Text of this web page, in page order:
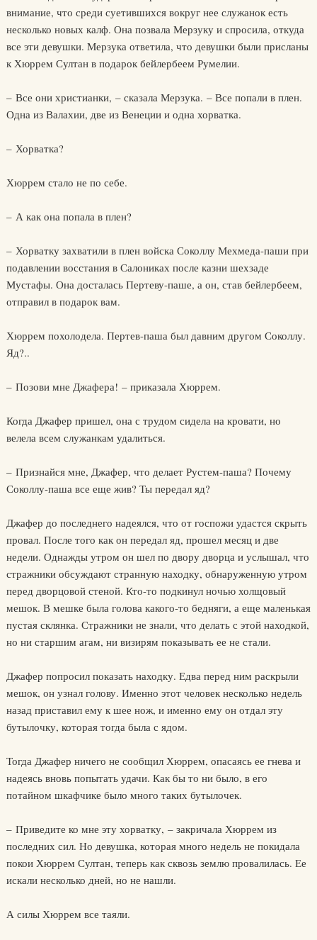
внимание, что среди суетившихся вокруг нее служанок есть
несколько новых калф. Она позвала Мерзуку и спросила, откуда
все эти девушки. Мерзука ответила, что девушки были присланы
к Хюррем Султан в подарок бейлербеем Румелии.
– Все они христианки, – сказала Мерзука. – Все попали в плен.
Одна из Валахии, две из Венеции и одна хорватка.
– Хорватка?
Хюррем стало не по себе.
– А как она попала в плен?
– Хорватку захватили в плен войска Соколлу Мехмеда-паши при
подавлении восстания в Салониках после казни шехзаде
Мустафы. Она досталась Пертеву-паше, а он, став бейлербеем,
отправил в подарок вам.
Хюррем похолодела. Пертев-паша был давним другом Соколлу.
Яд?..
– Позови мне Джафера! – приказала Хюррем.
Когда Джафер пришел, она с трудом сидела на кровати, но
велела всем служанкам удалиться.
– Признайся мне, Джафер, что делает Рустем-паша? Почему
Соколлу-паша все еще жив? Ты передал яд?
Джафер до последнего надеялся, что от госпожи удастся скрыть
провал. После того как он передал яд, прошел месяц и две
недели. Однажды утром он шел по двору дворца и услышал, что
стражники обсуждают странную находку, обнаруженную утром
перед дворцовой стеной. Кто-то подкинул ночью холщовый
мешок. В мешке была голова какого-то бедняги, а еще маленькая
пустая склянка. Стражники не знали, что делать с этой находкой,
но ни старшим агам, ни визирям показывать ее не стали.
Джафер попросил показать находку. Едва перед ним раскрыли
мешок, он узнал голову. Именно этот человек несколько недель
назад приставил ему к шее нож, и именно ему он отдал эту
бутылочку, которая тогда была с ядом.
Тогда Джафер ничего не сообщил Хюррем, опасаясь ее гнева и
надеясь вновь попытать удачи. Как бы то ни было, в его
потайном шкафчике было много таких бутылочек.
– Приведите ко мне эту хорватку, – закричала Хюррем из
последних сил. Но девушка, которая много недель не покидала
покои Хюррем Султан, теперь как сквозь землю провалилась. Ее
искали несколько дней, но не нашли.
А силы Хюррем все таяли.